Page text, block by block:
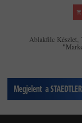
Ablakfilc Készlet,